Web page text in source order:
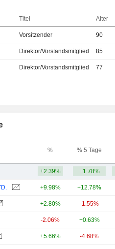
Titel Alter
Vorsitzender 90
Direktor/Vorstandsmitglied 85
Direktor/Vorstandsmitglied 77
% % 5 Tage
+2.39% +1.78%
+9.98% +12.78%
+2.80% -1.55%
-2.06% +0.63%
+5.66% -4.68%